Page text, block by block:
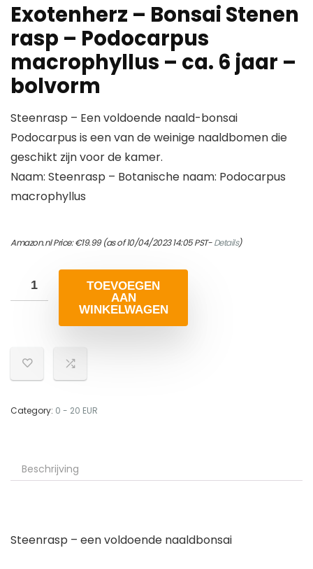
Exotenherz – Bonsai Stenen
rasp – Podocarpus
macrophyllus – ca. 6 jaar –
bolvorm
Steenrasp – Een voldoende naald-bonsai
Podocarpus is een van de weinige naaldbomen die
geschikt zijn voor de kamer.
Naam: Steenrasp – Botanische naam: Podocarpus
macrophyllus
Amazon.nl Price:€19.99(as of 10/04/2023 14:05 PST-Details)
TOEVOEGEN
AAN
WINKELWAGEN
Category: 0 - 20 EUR
Beschrijving
Steenrasp – een voldoende naaldbonsai